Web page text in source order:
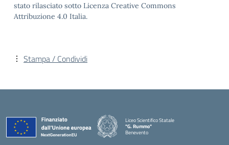
stato rilasciato sotto Licenza Creative Commons
Attribuzione 4.0 Italia.
Stampa / Condividi
Liceo Scientifico Statale
"G. Rummo"
Benevento